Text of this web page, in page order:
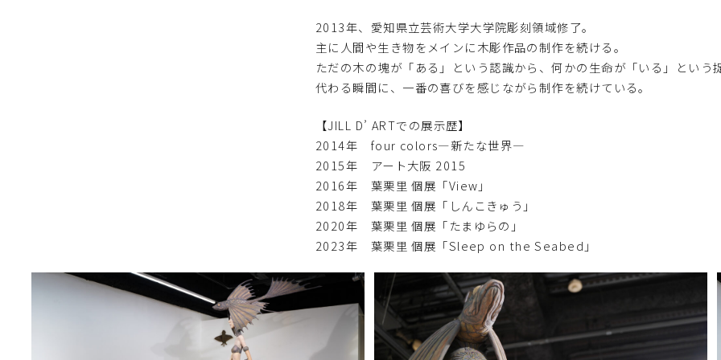
2013年、愛知県立芸術大学大学院彫刻領域修了。
主に人間や生き物をメインに木彫作品の制作を続ける。
ただの木の塊が「ある」という認識から、何かの生命が「いる」という
代わる瞬間に、一番の喜びを感じながら制作を続けている。
【JILL D’ ARTでの展示歴】
2014年 four colors―新たな世界―
2015年 アート大阪 2015
2016年 葉栗里 個展「View」
2018年 葉栗里 個展「しんこきゅう」
2020年 葉栗里 個展「たまゆらの」
2023年 葉栗里 個展「Sleep on the Seabed」